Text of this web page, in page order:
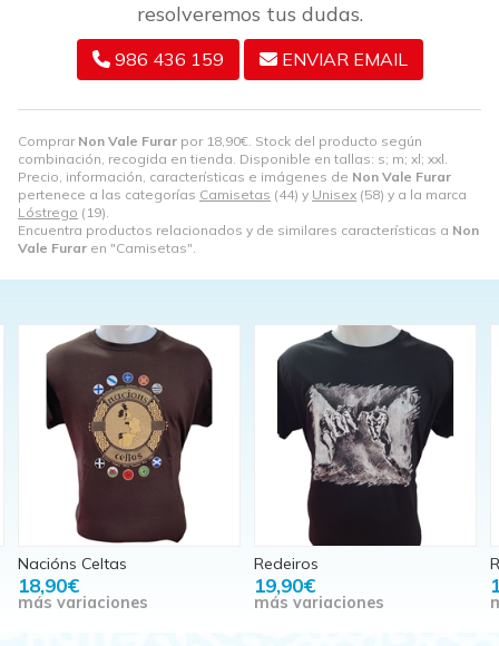
Comprar Non Vale Furar por 18,90€. Stock del producto según
combinación, recogida en tienda. Disponible en tallas: s; m; xl; xxl.
Precio, información, características e imágenes de Non Vale Furar
pertenece a las categorías Camisetas (44) y Unisex (58) y a la marca
Lóstrego (19).
Encuentra productos relacionados y de similares características a Non
Vale Furar en "Camisetas".
resolveremos tus dudas.
986 436 159 ENVIAR EMAIL
Redeiros
19,90€
más variaciones
ROSALÍA
18,90€
más variaciones